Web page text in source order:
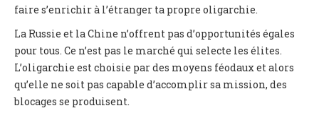
faire s’enrichir à l’étranger ta propre oligarchie.
La Russie et la Chine n’offrent pas d’opportunités égales
pour tous. Ce n’est pas le marché qui selecte les élites.
L’oligarchie est choisie par des moyens féodaux et alors
qu’elle ne soit pas capable d’accomplir sa mission, des
blocages se produisent.